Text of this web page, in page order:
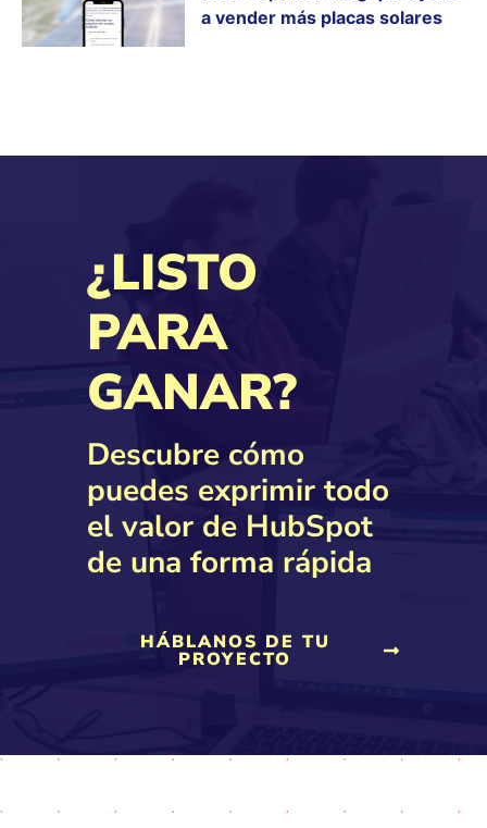
a vender más placas solares
¿LISTO
PARA
GANAR?
Descubre cómo
puedes exprimir todo
el valor de HubSpot
de una forma rápida
HÁBLANOS DE TU
PROYECTO